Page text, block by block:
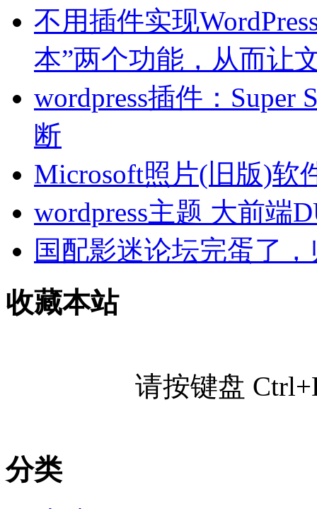
不用插件实现
本”两个功能，从而让
wordpress插件：
断
Microsoft照片(旧版)软
wordpress主题 大前端
国配影迷论坛完蛋了
收藏本站
请按键盘
分类